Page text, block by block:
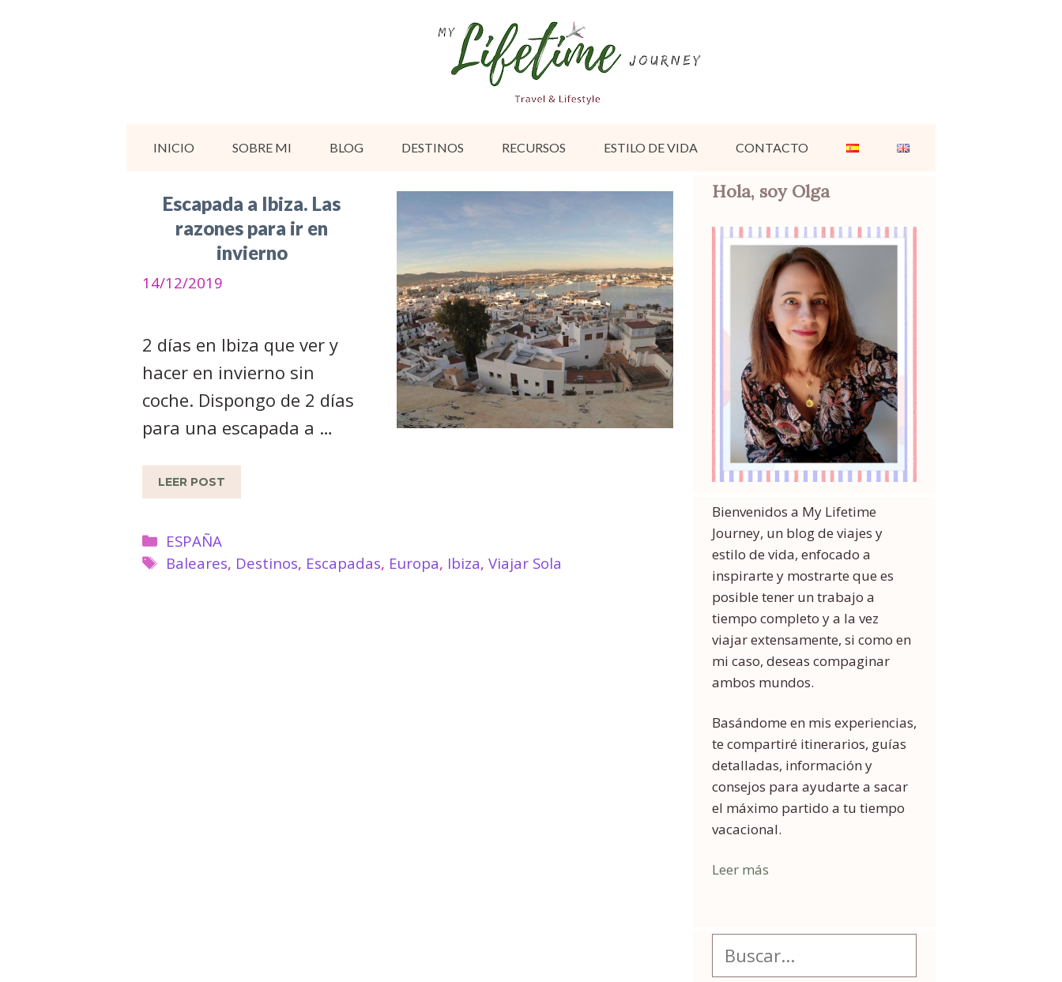
INICIO SOBRE MI BLOG DESTINOS RECURSOS ESTILO DE VIDA CONTACTO
Escapada a Ibiza. Las
razones para ir en
invierno
14/12/2019
2 días en Ibiza que ver y
hacer en invierno sin
coche. Dispongo de 2 días
para una escapada a …
LEER POST
Categorías
ESPAÑA
Etiquetas
Baleares, Destinos, Escapadas, Europa, Ibiza, Viajar Sola
Hola, soy Olga
Bienvenidos a My Lifetime
Journey, un blog de viajes y
estilo de vida, enfocado a
inspirarte y mostrarte que es
posible tener un trabajo a
tiempo completo y a la vez
viajar extensamente, si como en
mi caso, deseas compaginar
ambos mundos.
Basándome en mis experiencias,
te compartiré itinerarios, guías
detalladas, información y
consejos para ayudarte a sacar
el máximo partido a tu tiempo
vacacional.
Leer más